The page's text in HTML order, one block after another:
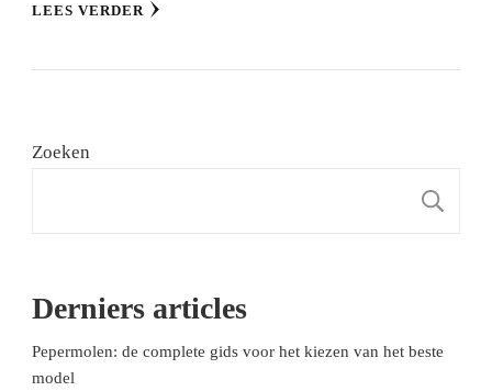
LEES VERDER
Zoeken
Derniers articles
Pepermolen: de complete gids voor het kiezen van het beste
model